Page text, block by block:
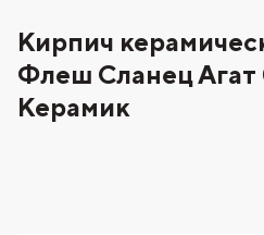
Кирпич
Флеш Сланец
Керамик